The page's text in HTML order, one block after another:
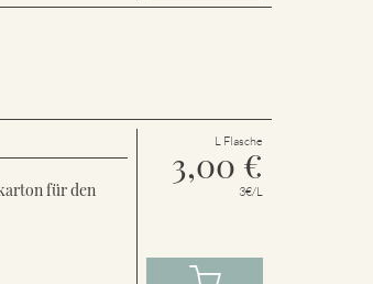
für den
L Flasche
3,00 €
3€/L